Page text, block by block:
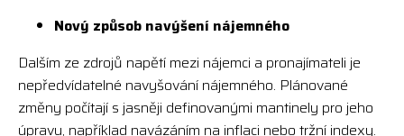
Nový způsob navýšení nájemného
Dalším ze zdrojů napětí mezi nájemci a pronajímateli je
nepředvídatelné navyšování nájemného. Plánované
změny počítají s jasněji definovanými mantinely pro jeho
úpravu, například navázáním na inflaci nebo tržní indexy.